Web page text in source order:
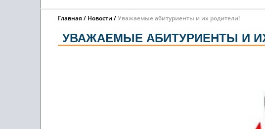
Главная Новости Уважаемые абитуриенты и их родители!
УВАЖАЕМЫЕ АБИТУРИЕНТЫ И